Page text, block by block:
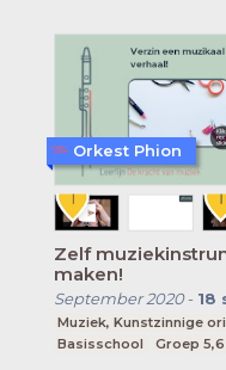
Zelf
maken!
September 2020- 18
Muziek, Kunstzinnige
Basisschool
Groep 5,6
Orkest Phion